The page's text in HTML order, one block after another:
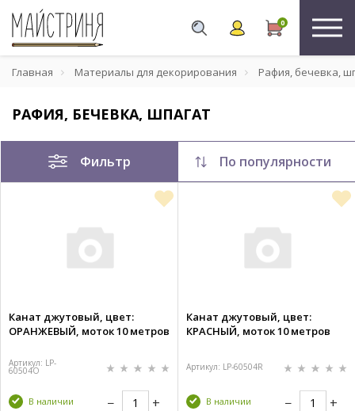
0
Главная Материалы для декорирования Рафия, бечевка,
РАФИЯ, БЕЧЕВКА, ШПАГАТ
Фильтр По популярности
Канат джутовый, цвет:
ОРАНЖЕВЫЙ, моток 10 метров
Артикул: LP-
60504O
В наличии
Канат джутовый, цвет:
КРАСНЫЙ, моток 10 метров
Артикул: LP-60504R
В наличии